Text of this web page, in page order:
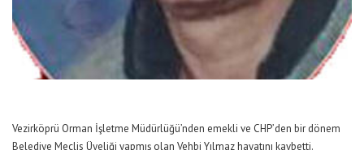
Vezirköprü Orman İşletme Müdürlüğü’nden emekli ve CHP’den bir dönem
Belediye Meclis Üyeliği yapmış olan Vehbi Yılmaz hayatını kaybetti.